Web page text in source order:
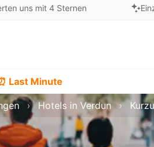
uns mit 4 Sternen
Last Minute
Hotels in Verdun